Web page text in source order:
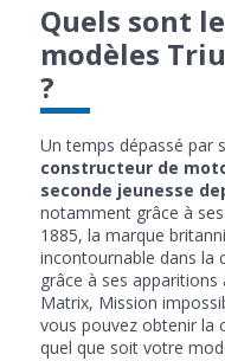
Quels sont
modèles
?
Un temps dépassé par
constructeur de
seconde jeunesse
notamment grâce à
1885, la marque
incontournable dans la
grâce à ses
Matrix, Mission
vous pouvez obtenir la
quel que soit votre